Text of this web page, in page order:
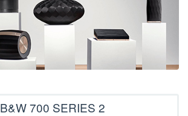
B&W 700 SERIES 2